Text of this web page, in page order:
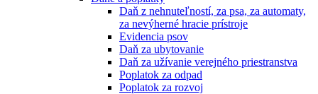
Daň z nehnuteľností, za psa, za automaty,
za nevýherné hracie prístroje
Evidencia psov
Daň za ubytovanie
Daň za užívanie verejného priestranstva
Poplatok za odpad
Poplatok za rozvoj